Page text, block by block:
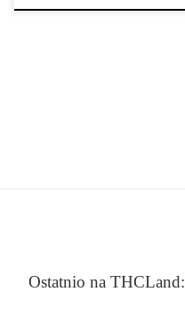
Ostatnio na THCLand: